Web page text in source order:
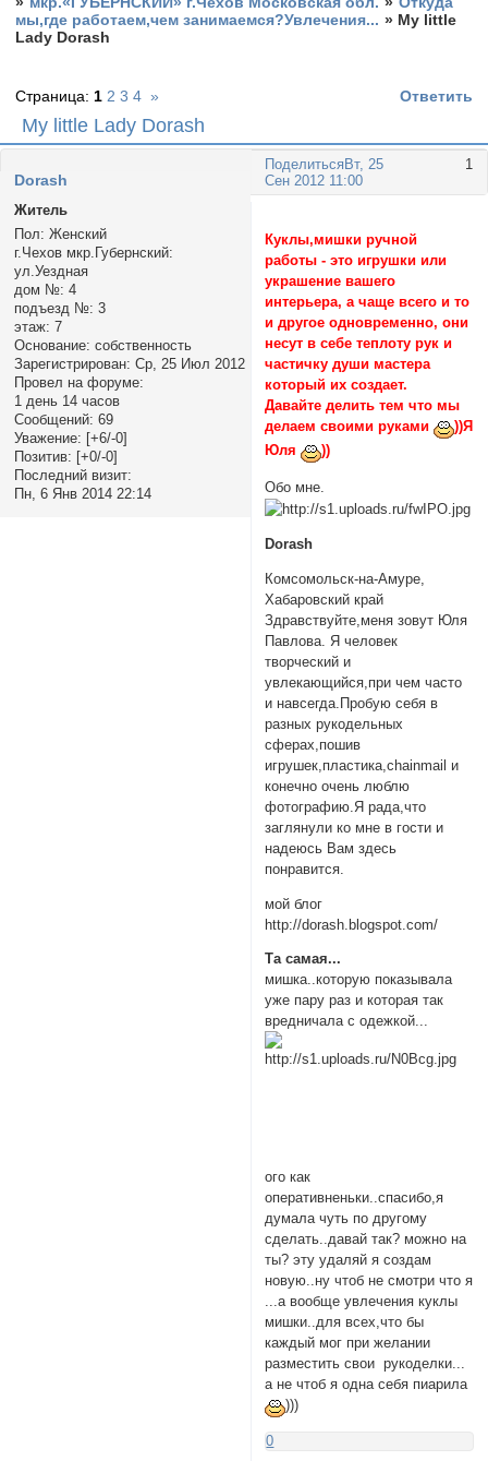
мы,где работаем,чем занимаемся?Увлечения... » Mу little
Lady Dorash
Mу little Lady Dorash
Страница: 1 2 3 4 » Ответить
Поделиться 1
Вт, 25
Сен 2012 11:00
Dorash
Житель
Пол: Женский
г.Чехов мкр.Губернский:
ул.Уездная
дом №: 4
подъезд №: 3
этаж: 7
Основание: собственность
Зарегистрирован: Ср, 25 Июл 2012
Провел на форуме:
1 день 14 часов
Сообщений: 69
Уважение: [+6/-0]
Позитив: [+0/-0]
Последний визит:
Пн, 6 Янв 2014 22:14
Куклы,мишки ручной
работы - это игрушки или
украшение вашего
интерьера, а чаще всего и то
и другое одновременно, они
несут в себе теплоту рук и
частичку души мастера
который их создает.
Давайте делить тем что мы
делаем своими руками
))Я
Юля
))
Обо мне.
Dorash
Комсомольск-на-Амуре,
Хабаровский край
Здравствуйте,меня зовут Юля
Павлова. Я человек
творческий и
увлекающийся,при чем часто
и навсегда.Пробую себя в
разных рукодельных
сферах,пошив
игрушек,пластика,chainmail и
конечно очень люблю
фотографию.Я рада,что
заглянули ко мне в гости и
надеюсь Вам здесь
понравится.
мой блог
http://dorash.blogspot.com/
Та самая...
мишка..которую показывала
уже пару раз и которая так
вредничала с одежкой...
ого как
оперативненьки..спасибо,я
думала чуть по другому
сделать..давай так? можно на
ты? эту удаляй я создам
новую..ну чтоб не смотри что я
...а вообще увлечения куклы
мишки..для всех,что бы
каждый мог при желании
разместить свои рукоделки...
а не чтоб я одна себя пиарила
)))
0